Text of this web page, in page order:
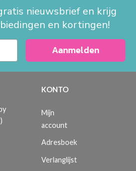
nieuwsbrief en krijg
en kortingen!
Aanmelden
KONTO
Mijn
account
Adresboek
Verlanglijst